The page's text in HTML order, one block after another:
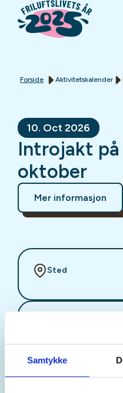
Samtykke
Forside Aktivitetskalender
10. Oct 2026
Introjakt
oktober
Mer informasjon
Sted
10. Oct 2026
Kl. 08.00 - 18.00